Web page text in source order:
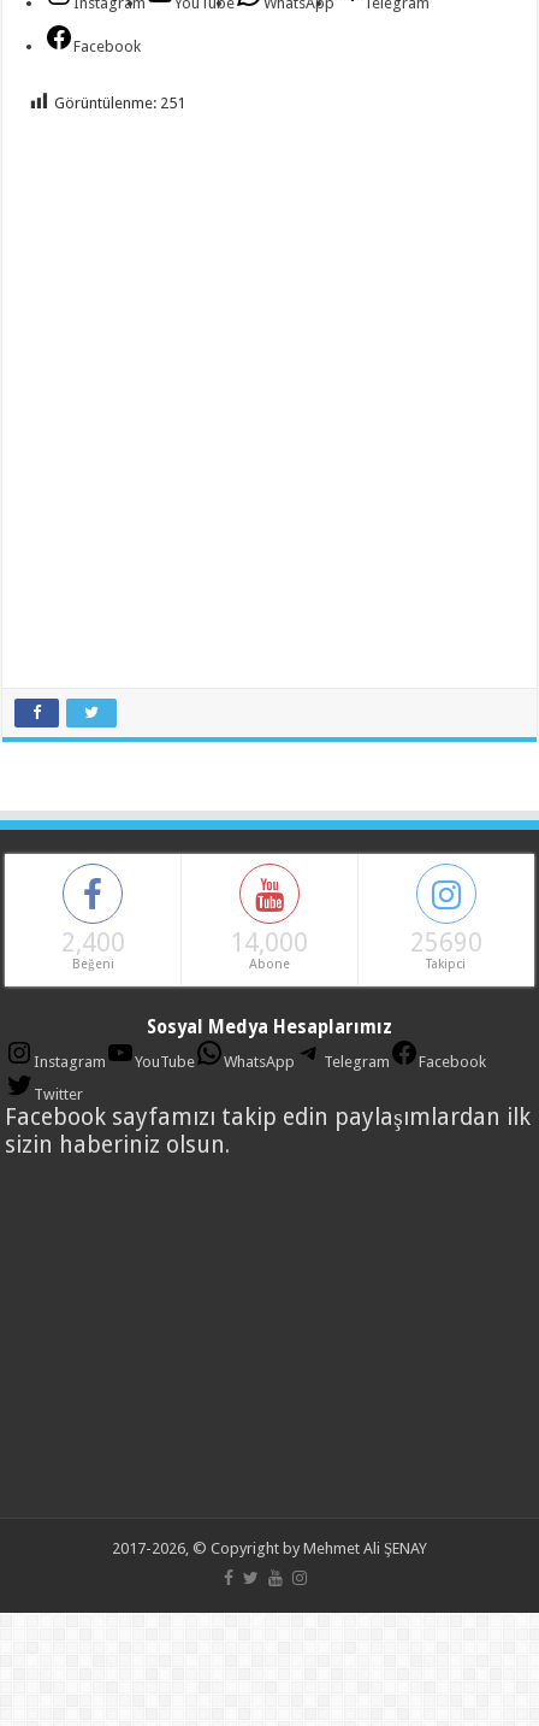
Facebook
Görüntülenme: 251
2,400
Beğeni
14,000
Abone
25690
Takipci
Sosyal Medya Hesaplarımız
Instagram YouTube WhatsApp Telegram
Facebook
Twitter
Facebook sayfamızı takip edin paylaşımlardan ilk
sizin haberiniz olsun.
2017-2026, © Copyright by Mehmet Ali ŞENAY